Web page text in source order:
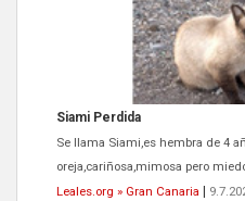
Siami Perdida
Se llama Siami,es hembra de 4
oreja,cariñosa,mimosa pero
Leales.org » Gran Canaria